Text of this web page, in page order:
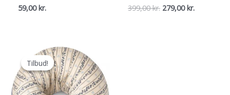
59,00kr. 399,00kr. Den
279,00kr.Den
Tilbud!
Tilbud!